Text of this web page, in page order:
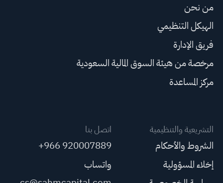
من نحن
الهيكل التنظيمي
فريق الإدارة
مرخصة من هيئة السوق المالية السعودية
مركز المساعدة
التشريعية والتنظيمية
الشروط والأحكام
إخلاء المسؤولية
اتصل بنا
+966 920007889
واتساب